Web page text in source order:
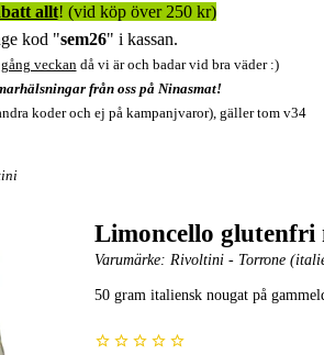
allt! (vid köp över 250 kr)
kod "sem26" i kassan.
veckan då vi är och badar vid bra väder :)
från oss på Ninasmat!
koder och ej på kampanjvaror), gäller tom v34
Limoncello
Varumärke: Rivoltini - Torrone
50 gram italiensk nougat på